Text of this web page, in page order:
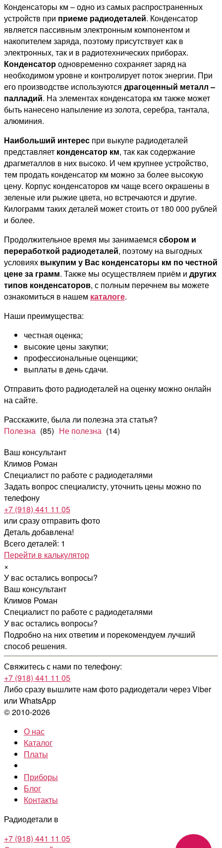
Конденсаторы км – одно из самых распространенных
устройств при приеме радиодеталей. Конденсатор
является пассивным электронным компонентом и
накопителем заряда, поэтому присутствует как в
электронных, так и в радиотехнических приборах.
Конденсатородновременно сохраняет заряд на
необходимом уровне и контролирует поток энергии. При
его производстве используются драгоценный металл –
палладий. На элементах конденсатора км также может
быть нанесено напыление из золота, серебра, тантала,
алюминия.
Наибольший интерес при выкупе радиодеталей
представляет конденсатор км, так как содержание
драгметаллов в них высоко. И чем крупнее устройство,
тем продать конденсатор км можно за более высокую
цену. Корпус конденсаторов км чаще всего окрашены в
зеленые или рыжие цвета, но встречаются и другие.
Килограмм таких деталей может стоить от 180 000 рублей
и более.
Продолжительное время мы занимаемся сбором и
переработкой радиодеталей, поэтому на выгодных
условиях выкупим у Вас конденсаторы км по честной
цене за грамм. Также мы осуществляем приём и других
типов конденсаторов, с полным перечнем вы можете
ознакомиться в нашем каталоге.
Наши преимущества:
честная оценка;
высокие цены закупки;
профессиональные оценщики;
выплаты в день сдачи.
Отправить фото радиодеталей на оценку можно онлайн
на сайте.
Расскажите, была ли полезна эта статья?
Полезна (85) Не полезна (14)
Ваш консультант
Климов Роман
Специалист по работе с радиодеталями
Задать вопрос специалисту, уточнить цены можно по
телефону
+7 (918) 441 11 05
или сразу отправить фото
Деталь добавлена!
Всего деталей: 1
Перейти в калькулятор
×
У вас остались вопросы?
Ваш консультант
Климов Роман
Специалист по работе с радиодеталями
У вас остались вопросы?
Подробно на них ответим и порекомендуем лучший
способ решения.
Свяжитесь с нами по телефону:
+7 (918) 441 11 05
Либо сразу вышлите нам фото радиодетали через Viber
или WhatsApp
© 2010-2026
О нас
Каталог
Платы
Приборы
Блог
Контакты
Радиодетали в
+7 (918) 441 11 05